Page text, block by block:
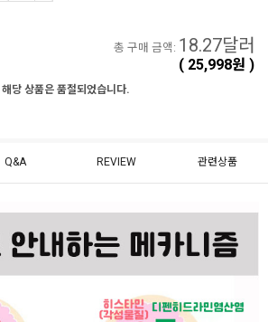
총 구매 금액: 18.27달러
( 25,998원 )
해당 상품은 품절되었습니다.
Q&A REVIEW 관련상품